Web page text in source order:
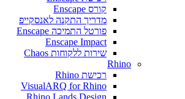
קורס Enscape
מדריך התקנה לאנסקייפ
פורטל התמיכה Enscape
Enscape Impact
שירות ללקוחות Chaos
Rhino
רכישת Rhino
VisualARQ for Rhino
Rhino Lands Design